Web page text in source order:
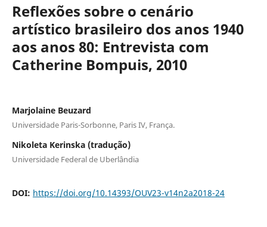
Reflexões sobre o cenário
artístico brasileiro dos anos 1940
aos anos 80: Entrevista com
Catherine Bompuis, 2010
Marjolaine Beuzard
Universidade Paris-Sorbonne, Paris IV, França.
Nikoleta Kerinska (tradução)
Universidade Federal de Uberlândia
DOI: https://doi.org/10.14393/OUV23-v14n2a2018-24